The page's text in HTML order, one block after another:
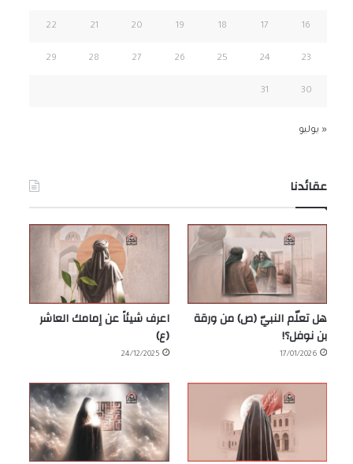
16
17
18
19
20
21
22
23
24
25
26
27
28
29
30
31
« يوليو
عقائدنا
هل تعلّم النبيّ (ص) من ورقة
بن نوفل؟!
17/01/2026
اعرف شيئاً عن إمامك العاشر
(ع)
24/12/2025